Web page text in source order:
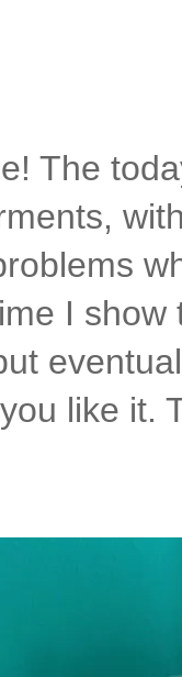
! The
,
I show
you like it.